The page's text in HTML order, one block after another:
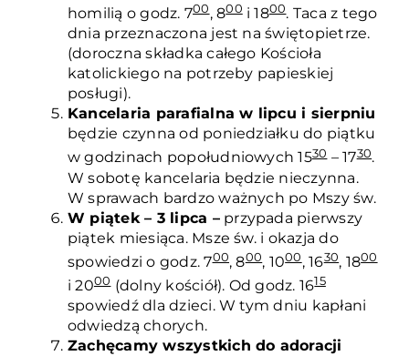
homilią o godz. 700, 800i 1800. Taca z tego
dnia przeznaczona jest na świętopietrze.
(doroczna składka całego Kościoła
katolickiego na potrzeby papieskiej
posługi).
Kancelaria parafialna w lipcu i sierpniu
będzie czynna od poniedziałku do piątku
w godzinach popołudniowych 1530– 1730.
W sobotę kancelaria będzie nieczynna.
W sprawach bardzo ważnych po Mszy św.
W piątek – 3 lipca –przypada pierwszy
piątek miesiąca. Msze św. i okazja do
spowiedzi o godz. 700, 800, 1000, 1630, 1800
i 2000(dolny kościół). Od godz. 1615
spowiedź dla dzieci. W tym dniu kapłani
odwiedzą chorych.
Zachęcamy wszystkich do adoracji